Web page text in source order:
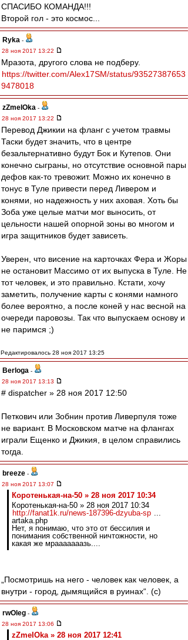
СПАСИБО КОМАНДА!!!
Второй гол - это космос...
Ryka -
28 ноя 2017 13:22
Мразота, другого слова не подберу.
https://twitter.com/Alex17SM/status/93527387653
9478018
zZmeIOka -
28 ноя 2017 13:22
Перевод Джикии на фланг с учетом травмы
Таски будет значить, что в центре
безальтернативно будут Бок и Кутепов. Они
конечно сыграны, но отсутствие основной пары
дефов как-то тревожит. Можно их конечно в
тонус в Туле привести перед Ливером и
конями, но надежность у них аховая. Хоть бы
Зоба уже целые матчи мог выносить, от
цельности нашей опорной зоны во многом и
игра защитников будет зависеть.
Уверен, что висение на карточках Фера и Жоры
не остановит Массимо от их выпуска в Туле. Не
тот человек, и это правильно. Кстати, хочу
заметить, получение карты с конями намного
более вероятно, а после коней у нас весной на
очереди паровозы. Так что выпускаем основу и
не паримся ;)
Редактировалось 28 ноя 2017 13:25
Berloga -
28 ноя 2017 13:13
# dispatcher » 28 ноя 2017 12:50
Петкович или Зобнин против Ливерпуля тоже
не вариант. В Московском матче на флангах
играли Ещенко и Джикия, в целом справились
тогда.
breeze -
28 ноя 2017 13:07
Коротенькая-на-50 » 28 ноя 2017 10:34
Коротенькая-на-50 » 28 ноя 2017 10:34
http://fanat1k.ru/news-187396-dzyuba-sp ...
artaka.php
Нет, я понимаю, что это от бессилия и
понимания собственной ничтожности, но
какая же мрааааааазь....
„Посмотришь на него - человек как человек, а
внутри - город, дымящийся в руинах“. (c)
rwOleg -
28 ноя 2017 13:06
zZmeIOka » 28 ноя 2017 12:41